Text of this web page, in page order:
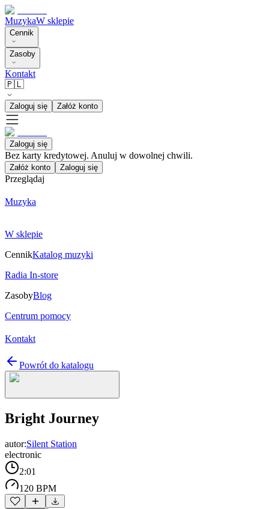
MuzykaW sklepie
Cennik
Zasoby
Kontakt
🇵🇱
Zaloguj się Załóż konto
Zaloguj się
Bez karty kredytowej. Anuluj w dowolnej chwili.
Załóż konto Zaloguj się
Przeglądaj
Muzyka
W sklepie
CennikKatalog muzyki
Radia In-store
ZasobyBlog
Centrum pomocy
Kontakt
Powrót do katalogu
Bright Journey
autor:Silent Station
electronic
2:01
120 BPM